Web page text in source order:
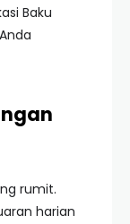
Baku
rumit.
harian